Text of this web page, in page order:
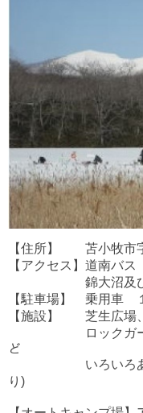
【住所】 苫小牧市
【アクセス】道南バ
錦大沼及びア
【駐車場】 乗用車
【施設】 芝生広場、
ロックガーデン
ど
いろいろあり)、
り)